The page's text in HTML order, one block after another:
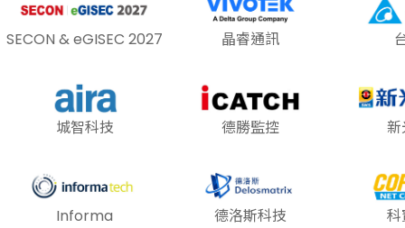
SECON & eGISEC 2027 晶睿通訊
城智科技 德勝監控 新
Informa 德洛斯科技 科